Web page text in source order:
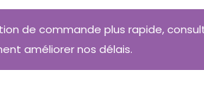
de commande plus rapide,
améliorer nos délais.